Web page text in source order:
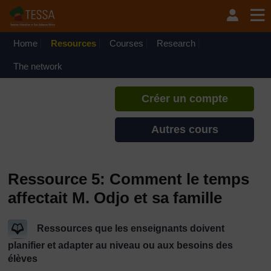
Home Resources Courses Research
The network
Si vous créez un compte, vous
pouvez établir un profil
Créer un compte
Autres cours
Ressource 5: Comment le temps
affectait M. Odjo et sa famille
Ressources que les enseignants doivent
planifier et adapter au niveau ou aux besoins des
élèves